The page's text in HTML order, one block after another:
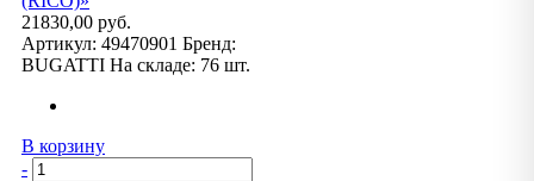
21830,00 руб.
Артикул: 49470901 Бренд:
BUGATTI На складе: 76 шт.
В корзину
-